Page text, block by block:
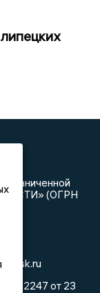
| СИ
(ОГРН
82247 от 23